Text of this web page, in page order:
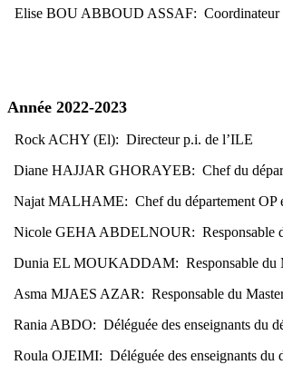
Elise BOU ABBOUD ASSAF: Coordinateur
Année 2022-2023
Rock ACHY (El): Directeur p.i. de l’ILE
Diane HAJJAR GHORAYEB: Chef du
Najat MALHAME: Chef du département OP
Nicole GEHA ABDELNOUR: Responsable
Dunia EL MOUKADDAM: Responsable du
Asma MJAES AZAR: Responsable du
Rania ABDO: Déléguée des enseignants du
Roula OJEIMI: Déléguée des enseignants du